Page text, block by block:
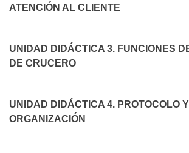
ATENCIÓN AL CLIENTE
UNIDAD DIDÁCTICA 3. FUNCIONES
DE CRUCERO
UNIDAD DIDÁCTICA 4. PROTOCOLO Y
ORGANIZACIÓN